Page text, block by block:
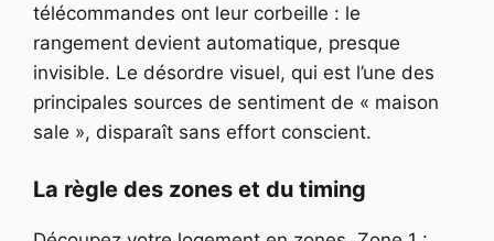
télécommandes ont leur corbeille : le
rangement devient automatique, presque
invisible. Le désordre visuel, qui est l’une des
principales sources de sentiment de « maison
sale », disparaît sans effort conscient.
La règle des zones et du timing